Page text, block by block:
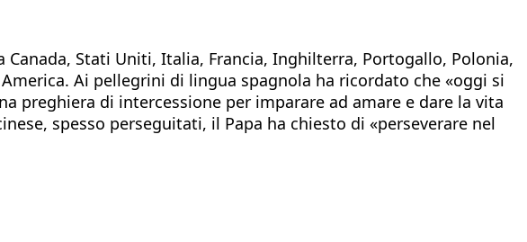
Stati Uniti, Italia, Francia, Inghilterra, Portogallo, Polonia,
Ai pellegrini di lingua spagnola ha ricordato che «oggi si
preghiera di intercessione per imparare ad amare e dare la vita
spesso perseguitati, il Papa ha chiesto di «perseverare nel